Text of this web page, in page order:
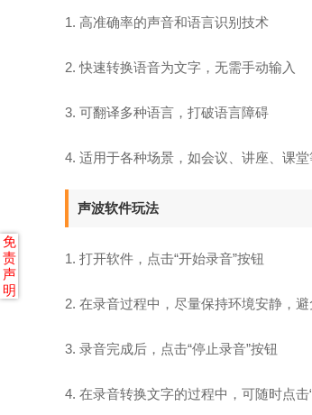
1. 高准确率的声音和语言识别技术
2. 快速转换语音为文字，无需手动输入
3. 可翻译多种语言，打破语言障碍
4. 适用于各种场景，如会议、讲座、课堂
声波软件玩法
1. 打开软件，点击“开始录音”按钮
2. 在录音过程中，尽量保持环境安静，
3. 录音完成后，点击“停止录音”按钮
4. 在录音转换文字的过程中，可随时点
免
责
声
明